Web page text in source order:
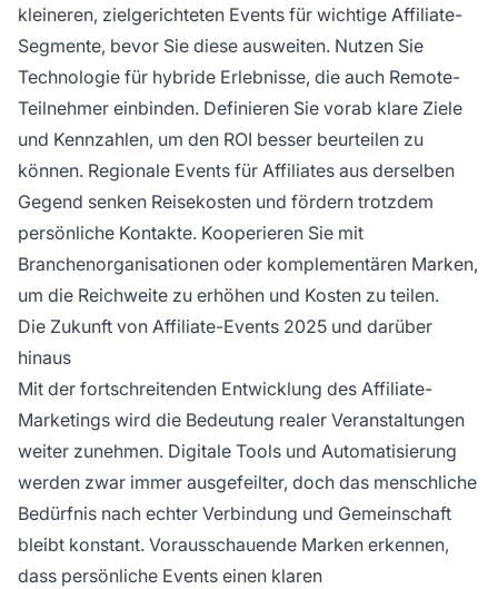
kleineren, zielgerichteten Events für wichtige Affiliate-
Segmente, bevor Sie diese ausweiten. Nutzen Sie
Technologie für hybride Erlebnisse, die auch Remote-
Teilnehmer einbinden. Definieren Sie vorab klare Ziele
und Kennzahlen, um den ROI besser beurteilen zu
können. Regionale Events für Affiliates aus derselben
Gegend senken Reisekosten und fördern trotzdem
persönliche Kontakte. Kooperieren Sie mit
Branchenorganisationen oder komplementären Marken,
um die Reichweite zu erhöhen und Kosten zu teilen.
Die Zukunft von Affiliate-Events 2025 und darüber
hinaus
Mit der fortschreitenden Entwicklung des Affiliate-
Marketings wird die Bedeutung realer Veranstaltungen
weiter zunehmen. Digitale Tools und Automatisierung
werden zwar immer ausgefeilter, doch das menschliche
Bedürfnis nach echter Verbindung und Gemeinschaft
bleibt konstant. Vorausschauende Marken erkennen,
dass persönliche Events einen klaren